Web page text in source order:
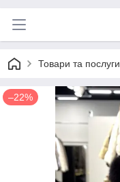
Товари та послуги
–22%